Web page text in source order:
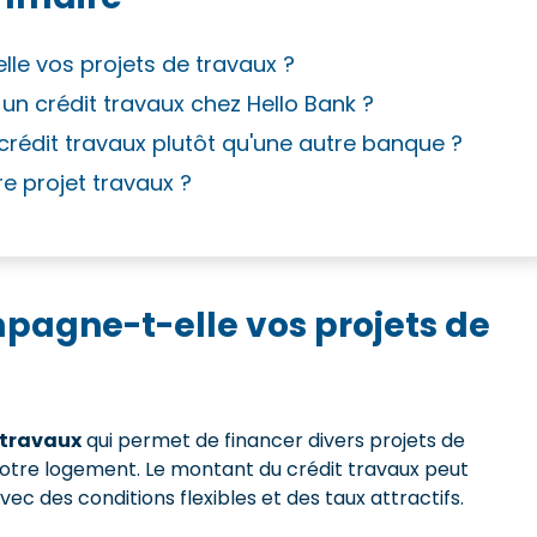
vos projets de travaux ?
crédit travaux chez Hello Bank ?
travaux plutôt qu'une autre banque ?
projet travaux ?
t-elle vos projets de
qui permet de financer divers projets de
logement. Le montant du crédit travaux peut
des conditions flexibles et des taux attractifs.